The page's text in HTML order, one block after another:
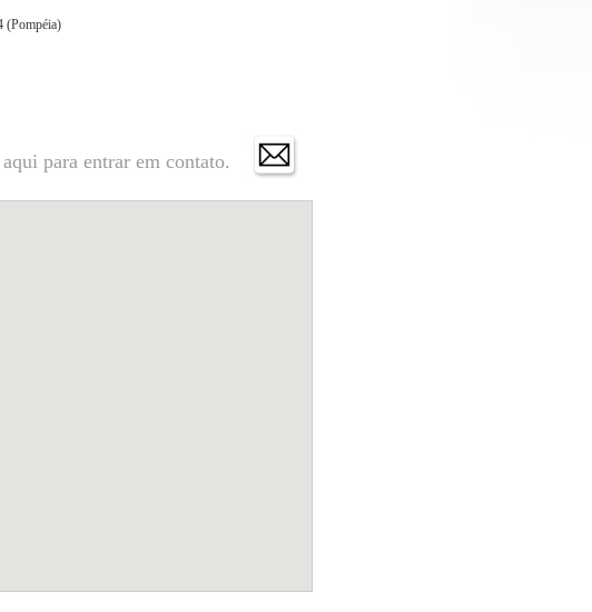
(Pompéia)
para entrar em contato.